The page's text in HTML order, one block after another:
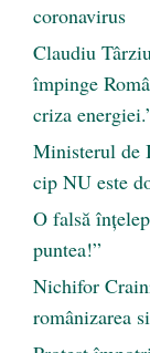
coronavirus
Claudiu
împinge
criza
Ministerul de
cip NU este
O falsă
puntea!”
Nichifor
românizarea